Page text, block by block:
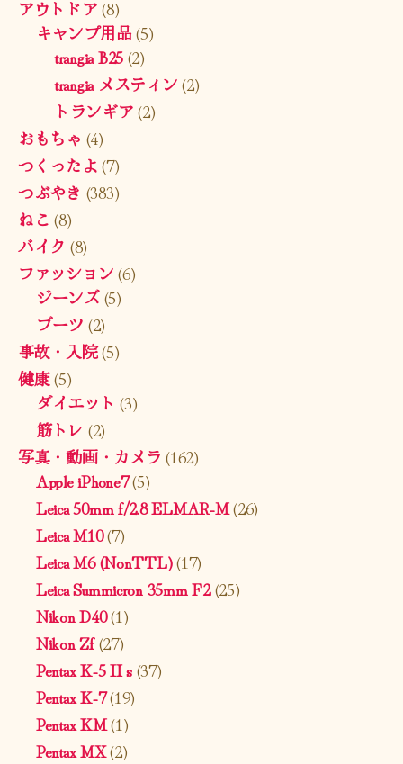
アウトドア(8)
キャンプ用品(5)
trangia B25(2)
trangia メスティン(2)
トランギア(2)
おもちゃ (4)
つくったよ(7)
つぶやき (383)
ねこ (8)
バイク (8)
ファッション(6)
ジーンズ(5)
ブーツ (2)
事故・入院(5)
健康(5)
ダイエット (3)
筋トレ (2)
写真・動画・カメラ (162)
Apple iPhone7(5)
Leica 50mm f/2.8 ELMAR-M(26)
Leica M10(7)
Leica M6 (NonTTL)(17)
Leica Summicron 35mm F2(25)
Nikon D40(1)
Nikon Zf(27)
Pentax K-5 II s(37)
Pentax K-7(19)
Pentax KM(1)
Pentax MX(2)